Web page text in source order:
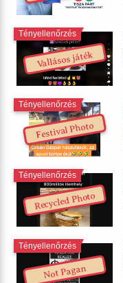
Vallásos játék
Tényellenőrzés
Festival Photo
Tényellenőrzés
Recycled Photo
Tényellenőrzés
Not Pagan
Tényellenőrzés